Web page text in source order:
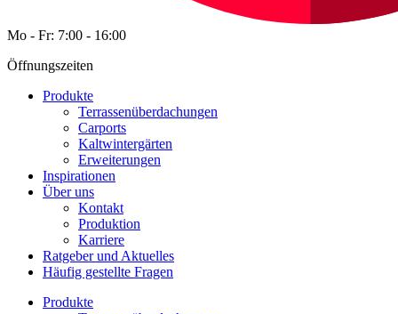
Mo - Fr: 7:00 - 16:00
Öffnungszeiten
Produkte
Terrassenüberdachungen
Carports
Kaltwintergärten
Erweiterungen
Inspirationen
Über uns
Kontakt
Produktion
Karriere
Ratgeber und Aktuelles
Häufig gestellte Fragen
Produkte